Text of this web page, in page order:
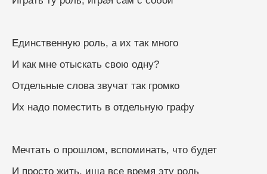
Единственную роль, а их так много
И как мне отыскать свою одну?
Отдельные слова звучат так громко
Их надо поместить в отдельную графу
Мечтать о прошлом, вспоминать, что будет
И просто жить, ища все время эту роль